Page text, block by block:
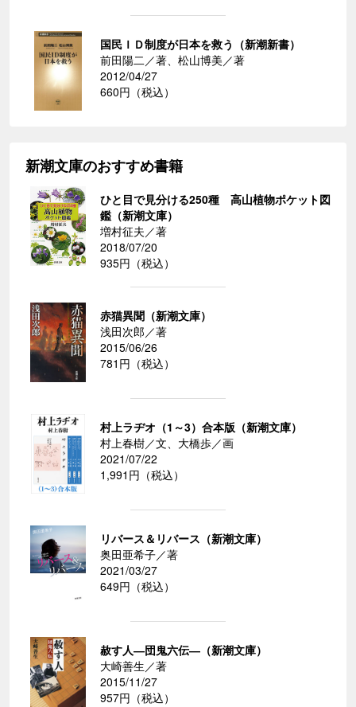
国民ＩＤ制度が日本を救う（新潮新書）
前田陽二／著、松山博美／著
2012/04/27
660円（税込）
新潮文庫のおすすめ書籍
ひと目で見分ける250種 高山植物ポケット図
鑑（新潮文庫）
増村征夫／著
2018/07/20
935円（税込）
赤猫異聞（新潮文庫）
浅田次郎／著
2015/06/26
781円（税込）
村上ラヂオ（1～3）合本版（新潮文庫）
村上春樹／文、大橋歩／画
2021/07/22
1,991円（税込）
リバース＆リバース（新潮文庫）
奥田亜希子／著
2021/03/27
649円（税込）
赦す人―団鬼六伝―（新潮文庫）
大崎善生／著
2015/11/27
957円（税込）